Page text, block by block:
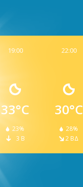
22:00
30°C
28%
2 ΒΔ
19:00
33°C
23%
3 Β